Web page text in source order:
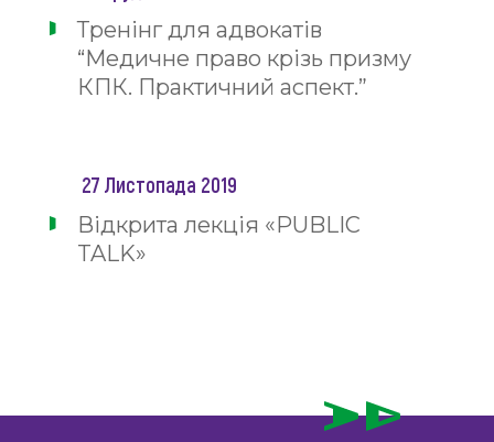
Тренінг для адвокатів
“Медичне право крізь призму
КПК. Практичний аспект.”
27 Листопада 2019
Відкрита лекція «PUBLIC
TALK»